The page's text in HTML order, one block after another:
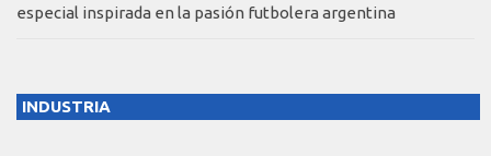
especial inspirada en la pasión futbolera argentina
INDUSTRIA